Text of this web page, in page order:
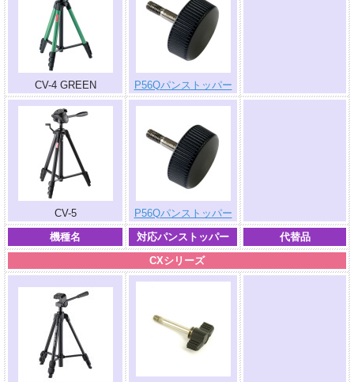
CV-4 GREEN P56Qパンストッパー
CV-5 P56Qパンストッパー
機種名 対応パンストッパー
代替品
CXシリーズ